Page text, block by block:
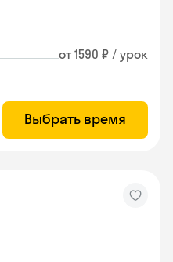
от 1590 ₽ / урок
Выбрать время